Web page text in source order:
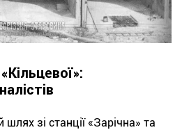
зі станції «Зарічна» та